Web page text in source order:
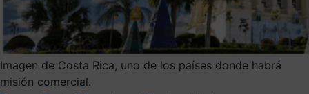
Imagen de Costa Rica, uno de los países donde habrá
misión comercial.